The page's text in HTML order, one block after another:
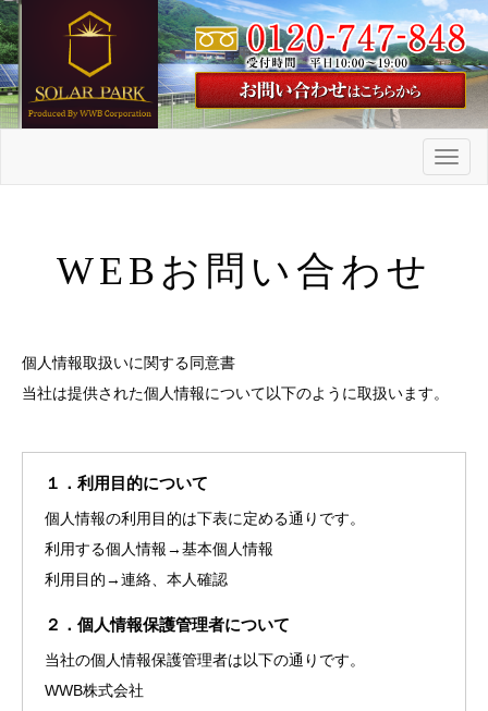
メ
WEBお問い合わせ
個人情報取扱いに関する同意書
当社は提供された個人情報について以下のように取扱います。
１．利用目的について
個人情報の利用目的は下表に定める通りです。
利用する個人情報→基本個人情報
利用目的→連絡、本人確認
２．個人情報保護管理者について
当社の個人情報保護管理者は以下の通りです。
WWB株式会社